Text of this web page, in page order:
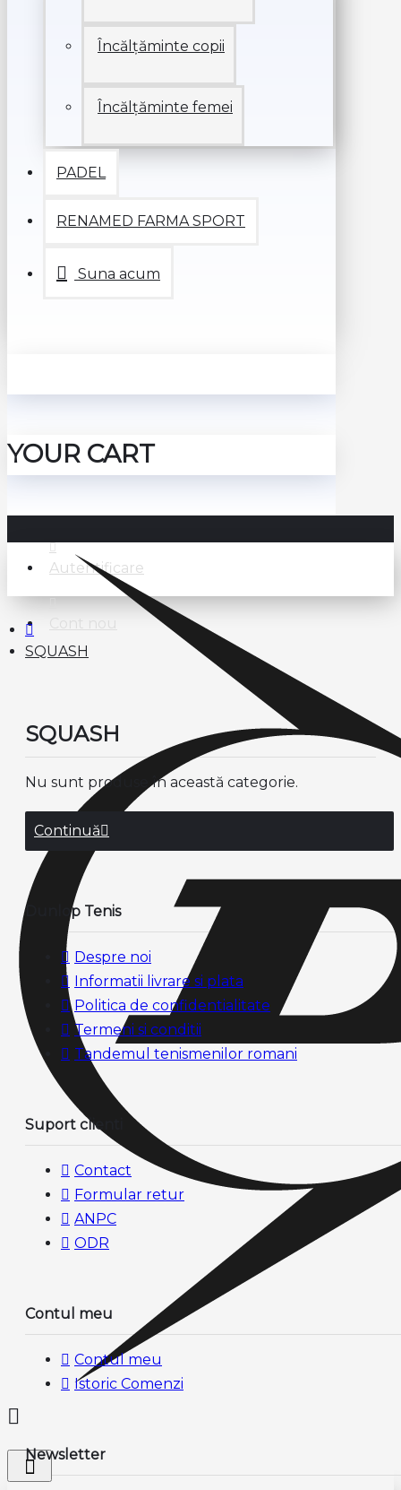
Încălțăminte copii
Încălțăminte femei
PADEL
RENAMED FARMA SPORT
Suna acum
YOUR CART
Autentificare
SQUASH
SQUASH
Nu sunt produse în această categorie.
Continuă
Dunlop Tenis
Despre noi
Informatii livrare si plata
Politica de confidentialitate
Termeni si conditii
Tandemul tenismenilor romani
Suport clienti
Contact
Formular retur
ANPC
ODR
Contul meu
Contul meu
Istoric Comenzi
Newsletter